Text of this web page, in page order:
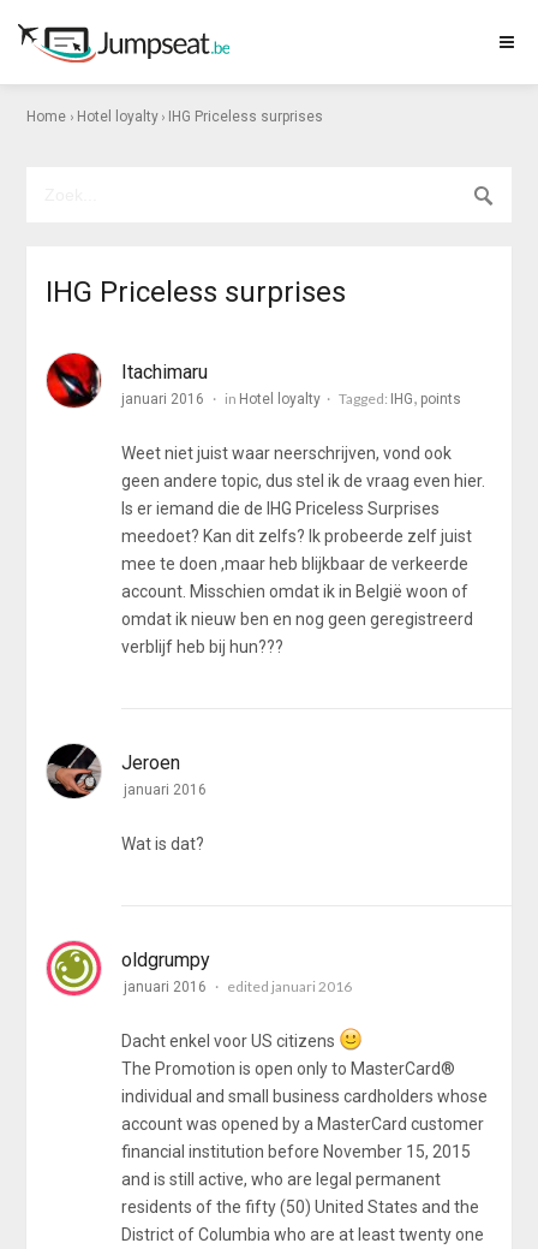
Home › Hotel loyalty › IHG Priceless surprises
IHG Priceless surprises
Itachimaru
januari 2016 in Hotel loyalty Tagged: IHG points
Weet niet juist waar neerschrijven, vond ook
geen andere topic, dus stel ik de vraag even hier.
Is er iemand die de IHG Priceless Surprises
meedoet? Kan dit zelfs? Ik probeerde zelf juist
mee te doen ,maar heb blijkbaar de verkeerde
account. Misschien omdat ik in België woon of
omdat ik nieuw ben en nog geen geregistreerd
verblijf heb bij hun???
Jeroen
januari 2016
Wat is dat?
oldgrumpy
januari 2016 edited januari 2016
Dacht enkel voor US citizens
The Promotion is open only to MasterCard®
individual and small business cardholders whose
account was opened by a MasterCard customer
financial institution before November 15, 2015
and is still active, who are legal permanent
residents of the fifty (50) United States and the
District of Columbia who are at least twenty one